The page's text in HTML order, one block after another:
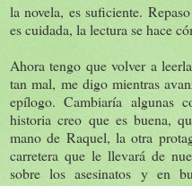
la novela, es suficiente.
es cuidada, la lectura se hace
Ahora tengo que volver a
tan mal, me digo mientras
epílogo. Cambiaría algunas
historia creo que es buena,
mano de Raquel, la otra
carretera que le llevará de
sobre los asesinatos y en